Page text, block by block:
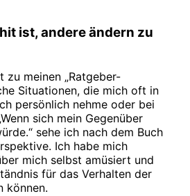
ist, andere ändern zu
zu meinen „Ratgeber-
Situationen, die mich oft in
persönlich nehme oder bei
sich mein Gegenüber
sehe ich nach dem Buch
Ich habe mich
mich selbst amüsiert und
für das Verhalten der
können.